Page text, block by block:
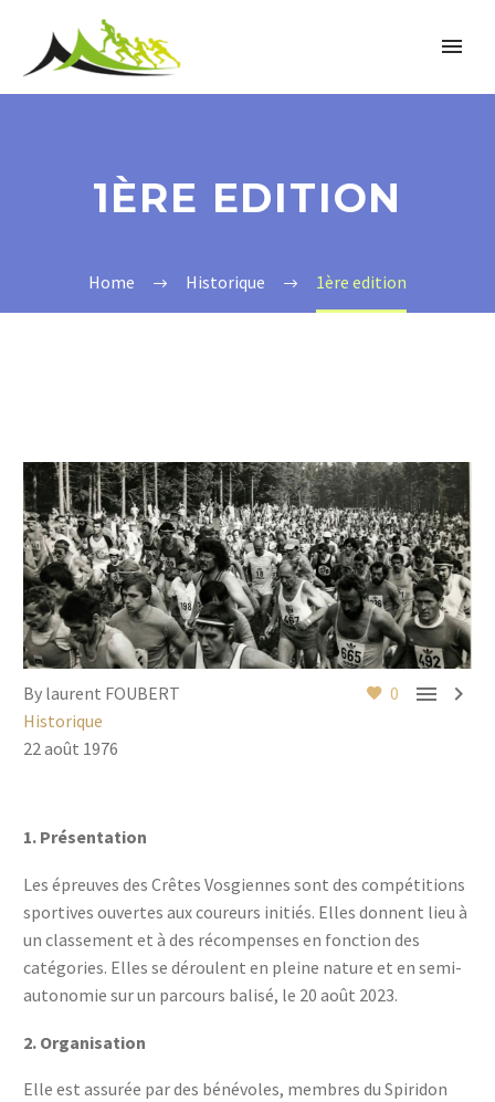
1ÈRE EDITION
Home Historique 1ère edition
0  
By laurent FOUBERT
Historique
22 août 1976
1. Présentation
Les épreuves des Crêtes Vosgiennes sont des compétitions
sportives ouvertes aux coureurs initiés. Elles donnent lieu à
un classement et à des récompenses en fonction des
catégories. Elles se déroulent en pleine nature et en semi-
autonomie sur un parcours balisé, le 20 août 2023.
2. Organisation
Elle est assurée par des bénévoles, membres du Spiridon